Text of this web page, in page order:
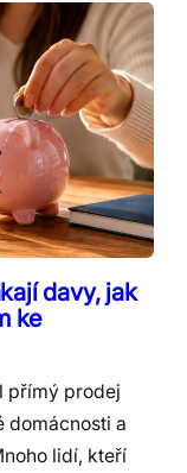
davy, jak
ke
přímý prodej
domácnosti a
lidí, kteří